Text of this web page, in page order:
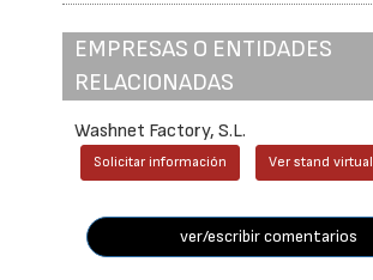
EMPRESAS O ENTIDADES
RELACIONADAS
Washnet Factory, S.L.
Solicitar información Ver stand virtual
ver/escribir comentarios